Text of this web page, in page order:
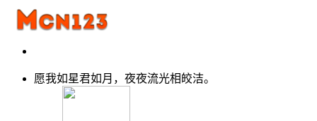
愿我如星君如月，夜夜流光相皎洁。